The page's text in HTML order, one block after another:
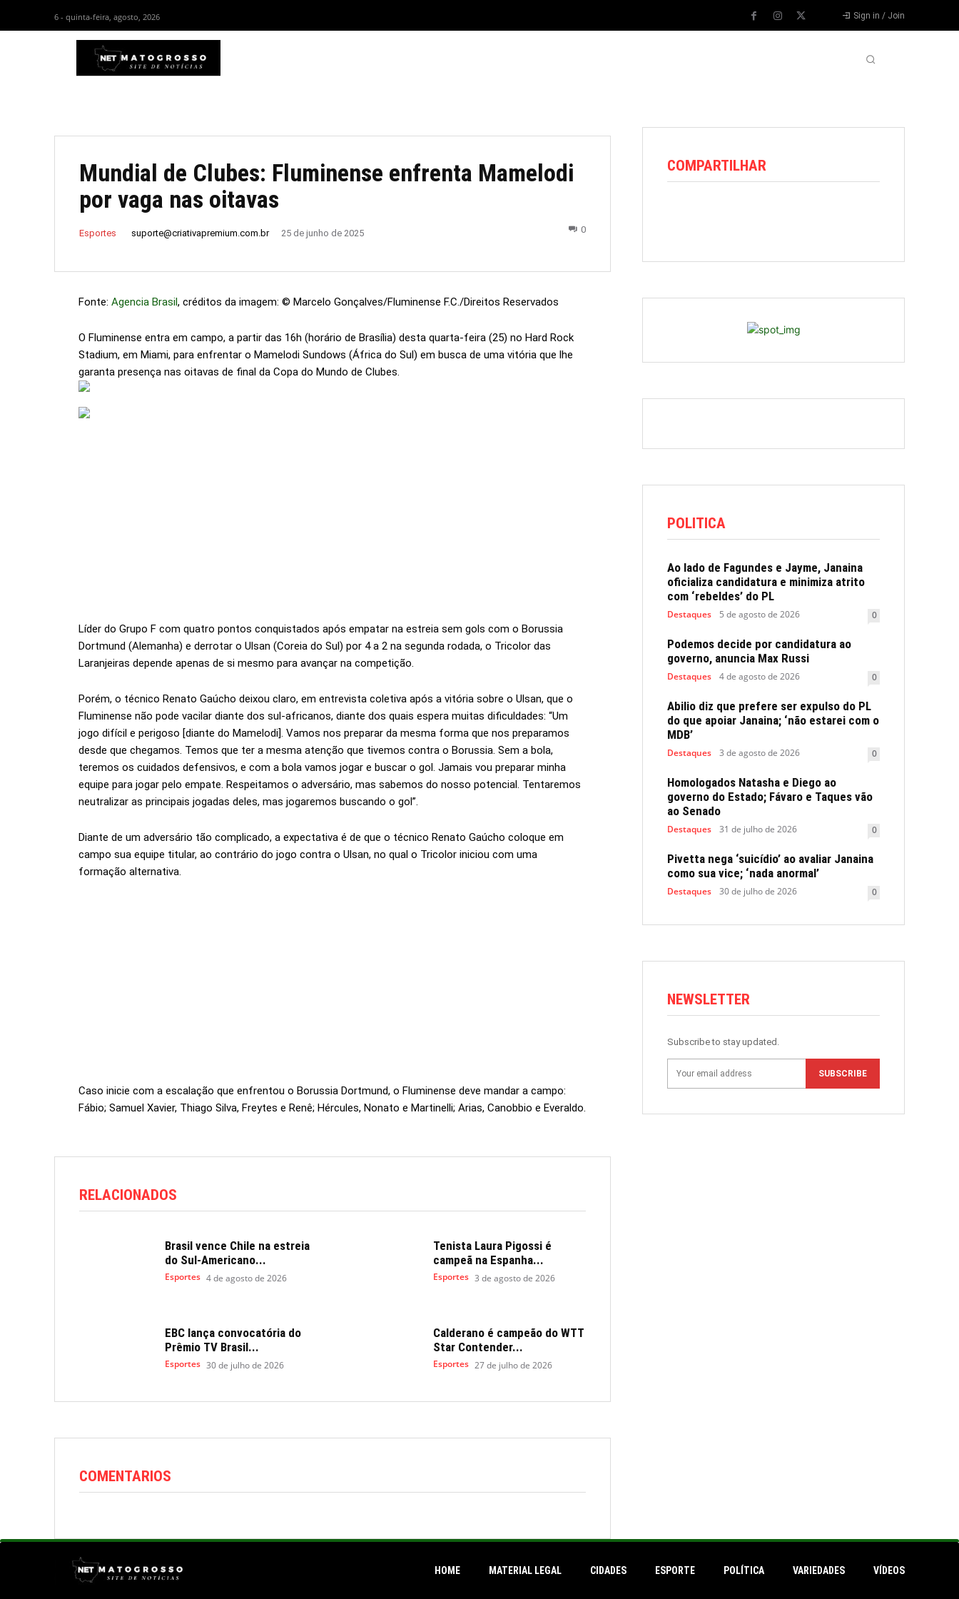
6 - quinta-feira, agosto, 2026 Sign in / Join
Mundial de Clubes: Fluminense enfrenta Mamelodi
por vaga nas oitavas
Esportes suporte@criativapremium.com.br 25 de junho de 2025 0
Fonte: Agencia Brasil, créditos da imagem: © Marcelo Gonçalves/Fluminense F.C./Direitos Reservados
O Fluminense entra em campo, a partir das 16h (horário de Brasília) desta quarta-feira (25) no Hard Rock
Stadium, em Miami, para enfrentar o Mamelodi Sundows (África do Sul) em busca de uma vitória que lhe
garanta presença nas oitavas de final da Copa do Mundo de Clubes.
Líder do Grupo F com quatro pontos conquistados após empatar na estreia sem gols com o Borussia
Dortmund (Alemanha) e derrotar o Ulsan (Coreia do Sul) por 4 a 2 na segunda rodada, o Tricolor das
Laranjeiras depende apenas de si mesmo para avançar na competição.
Porém, o técnico Renato Gaúcho deixou claro, em entrevista coletiva após a vitória sobre o Ulsan, que o
Fluminense não pode vacilar diante dos sul-africanos, diante dos quais espera muitas dificuldades: “Um
jogo difícil e perigoso [diante do Mamelodi]. Vamos nos preparar da mesma forma que nos preparamos
desde que chegamos. Temos que ter a mesma atenção que tivemos contra o Borussia. Sem a bola,
teremos os cuidados defensivos, e com a bola vamos jogar e buscar o gol. Jamais vou preparar minha
equipe para jogar pelo empate. Respeitamos o adversário, mas sabemos do nosso potencial. Tentaremos
neutralizar as principais jogadas deles, mas jogaremos buscando o gol”.
Diante de um adversário tão complicado, a expectativa é de que o técnico Renato Gaúcho coloque em
campo sua equipe titular, ao contrário do jogo contra o Ulsan, no qual o Tricolor iniciou com uma
formação alternativa.
Caso inicie com a escalação que enfrentou o Borussia Dortmund, o Fluminense deve mandar a campo:
Fábio; Samuel Xavier, Thiago Silva, Freytes e Renê; Hércules, Nonato e Martinelli; Arias, Canobbio e Everaldo.
RELACIONADOS
Brasil vence Chile na estreia
do Sul-Americano...
Esportes 4 de agosto de 2026
Tenista Laura Pigossi é
campeã na Espanha...
Esportes 3 de agosto de 2026
EBC lança convocatória do
Prêmio TV Brasil...
Esportes 30 de julho de 2026
Calderano é campeão do WTT
Star Contender...
Esportes 27 de julho de 2026
COMENTARIOS
COMPARTILHAR
POLITICA
Ao lado de Fagundes e Jayme, Janaina
oficializa candidatura e minimiza atrito
com ‘rebeldes’ do PL
Destaques 5 de agosto de 2026 0
Podemos decide por candidatura ao
governo, anuncia Max Russi
Destaques 4 de agosto de 2026 0
Abilio diz que prefere ser expulso do PL
do que apoiar Janaina; ‘não estarei com o
MDB’
Destaques 3 de agosto de 2026 0
Homologados Natasha e Diego ao
governo do Estado; Fávaro e Taques vão
ao Senado
Destaques 31 de julho de 2026 0
Pivetta nega ‘suicídio’ ao avaliar Janaina
como sua vice; ‘nada anormal’
Destaques 30 de julho de 2026 0
NEWSLETTER
Subscribe to stay updated.
SUBSCRIBE
HOME MATERIAL LEGAL CIDADES ESPORTE POLÍTICA VARIEDADES VÍDEOS